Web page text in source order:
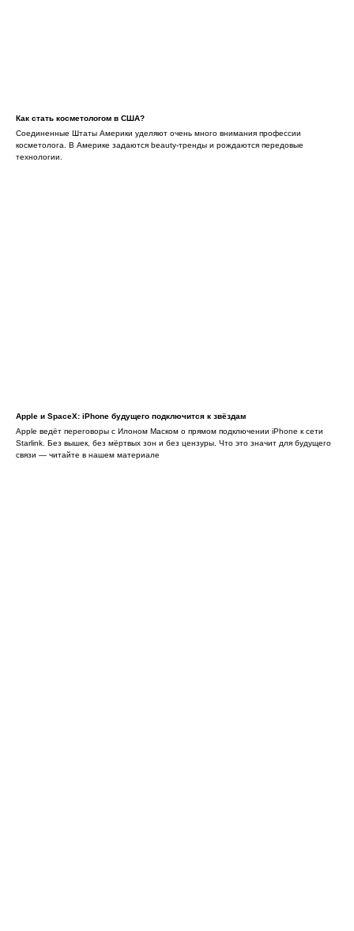
Как стать косметологом в США?
Соединенные Штаты Америки уделяют очень много внимания профессии
косметолога. В Америке задаются beauty-тренды и рождаются передовые
технологии.
Apple и SpaceX: iPhone будущего подключится к звёздам
Apple ведёт переговоры с Илоном Маском о прямом подключении iPhone к сети
Starlink. Без вышек, без мёртвых зон и без цензуры. Что это значит для будущего
связи — читайте в нашем материале